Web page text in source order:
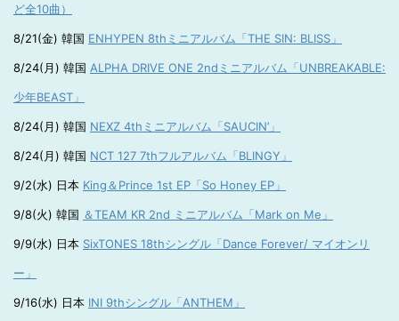
ど全10曲）
8/21(金) 韓国 ENHYPEN 8thミニアルバム「THE SIN: BLISS」
8/24(月) 韓国 ALPHA DRIVE ONE 2ndミニアルバム「UNBREAKABLE:
少年BEAST」
8/24(月) 韓国 NEXZ 4thミニアルバム「SAUCIN’」
8/24(月) 韓国 NCT 127 7thフルアルバム「BLINGY」
9/2(水) 日本 King＆Prince 1st EP「So Honey EP」
9/8(火) 韓国 ＆TEAM KR 2nd ミニアルバム「Mark on Me」
9/9(水) 日本 SixTONES 18thシングル「Dance Forever/ マイオンリ
ー」
9/16(水) 日本 INI 9thシングル「ANTHEM」